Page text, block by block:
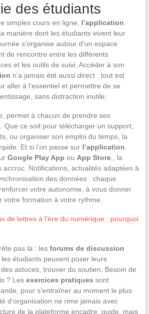
des étudiants
simples cours en ligne, l’application
manière dont les étudiants vivent leur
s’organise autour d’un espace
de rencontre entre les différents
et les outils de suivi. Accéder à son
n’a jamais été aussi direct : tout est
aller à l’essentiel et permettre de se
sans distraction inutile.
permet à chacun de prendre ses
Que ce soit pour télécharger un support,
ou organiser son emploi du temps, la
Et si l’on passe sur l’application
Google Play App ou App Store,, la
accroc. Notifications, actualités adaptées à
des données : chaque
votre autonomie, à vous donner
votre formation à votre rythme.
de lettres à l’ère du numérique : pourquoi
pas là : les forums de discussion
étudiants peuvent poser leurs
astuces, trouver du soutien. Besoin de
? Les exercices pratiques sont
pour s’entraîner au moment le plus
d’organisation ne rime jamais avec
de la plateforme encadre, guide, mais